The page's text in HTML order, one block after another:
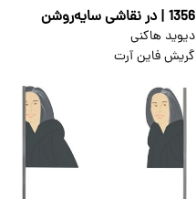
1356 | در نقاشی سایه‌روشن
دیوید هاکنی
گریش فاین آرت